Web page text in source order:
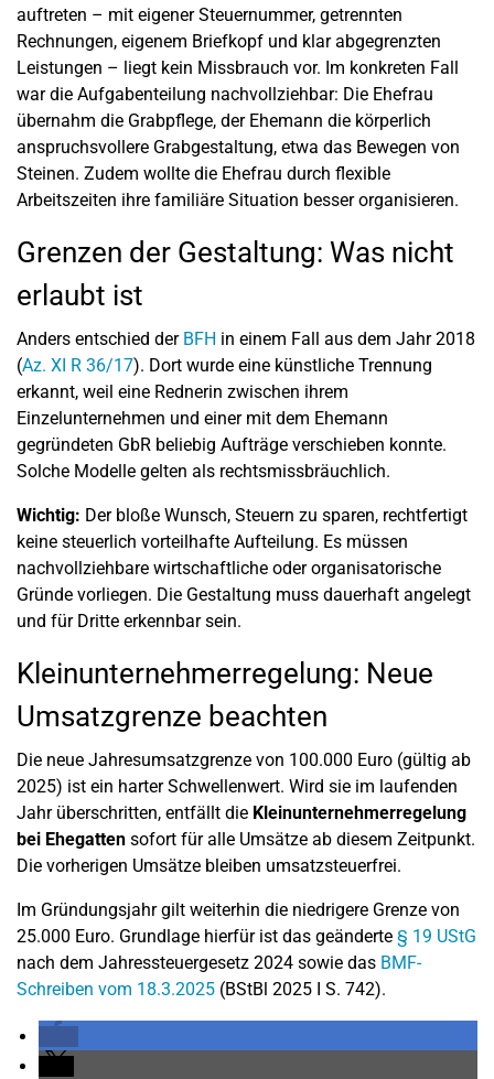
auftreten – mit eigener Steuernummer, getrennten
Rechnungen, eigenem Briefkopf und klar abgegrenzten
Leistungen – liegt kein Missbrauch vor. Im konkreten Fall
war die Aufgabenteilung nachvollziehbar: Die Ehefrau
übernahm die Grabpflege, der Ehemann die körperlich
anspruchsvollere Grabgestaltung, etwa das Bewegen von
Steinen. Zudem wollte die Ehefrau durch flexible
Arbeitszeiten ihre familiäre Situation besser organisieren.
Grenzen der Gestaltung: Was nicht
erlaubt ist
Anders entschied der BFH in einem Fall aus dem Jahr 2018
(Az. XI R 36/17). Dort wurde eine künstliche Trennung
erkannt, weil eine Rednerin zwischen ihrem
Einzelunternehmen und einer mit dem Ehemann
gegründeten GbR beliebig Aufträge verschieben konnte.
Solche Modelle gelten als rechtsmissbräuchlich.
Wichtig: Der bloße Wunsch, Steuern zu sparen, rechtfertigt
keine steuerlich vorteilhafte Aufteilung. Es müssen
nachvollziehbare wirtschaftliche oder organisatorische
Gründe vorliegen. Die Gestaltung muss dauerhaft angelegt
und für Dritte erkennbar sein.
Kleinunternehmerregelung: Neue
Umsatzgrenze beachten
Die neue Jahresumsatzgrenze von 100.000 Euro (gültig ab
2025) ist ein harter Schwellenwert. Wird sie im laufenden
Jahr überschritten, entfällt die Kleinunternehmerregelung
bei Ehegatten sofort für alle Umsätze ab diesem Zeitpunkt.
Die vorherigen Umsätze bleiben umsatzsteuerfrei.
Im Gründungsjahr gilt weiterhin die niedrigere Grenze von
25.000 Euro. Grundlage hierfür ist das geänderte § 19 UStG
nach dem Jahressteuergesetz 2024 sowie das BMF-
Schreiben vom 18.3.2025 (BStBl 2025 I S. 742).